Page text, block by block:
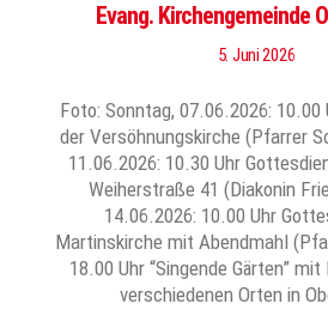
Evang. Kirchengemeinde
5. Juni 2026
Foto: Sonntag, 07.06.2026:
der Versöhnungskirche (Pfarrer
11.06.2026: 10.30 Uhr
Weiherstraße 41 (Diakonin
14.06.2026: 10.00 Uhr
Martinskirche mit Abendmahl
18.00 Uhr “Singende Gärten”
verschiedenen Orten in